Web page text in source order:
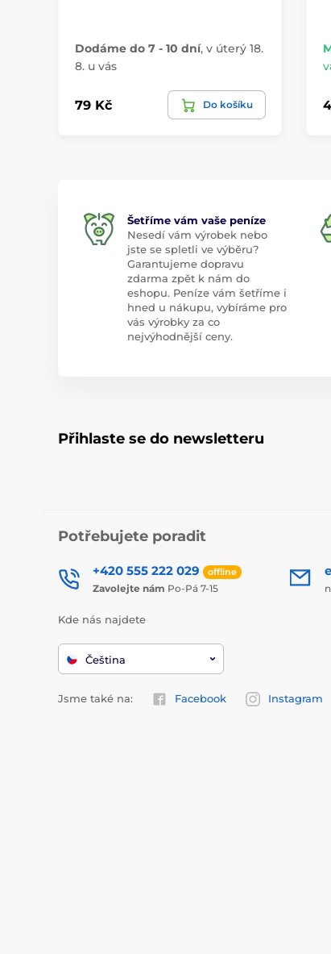
Dodáme do 7 - 10 dní, v úterý 18.
8. u vás
79 Kč Do košíku
Šetříme vám vaše peníze
Nesedí vám výrobek nebo
jste se spletli ve výběru?
Garantujeme dopravu
zdarma zpět k nám do
eshopu. Peníze vám šetříme i
hned u nákupu, vybíráme pro
vás výrobky za co
nejvýhodnější ceny.
Přihlaste se do newsletteru
Potřebujete poradit
+420 555 222 029 offline
Zavolejte nám Po-Pá 7-15
Kde nás najdete
Čeština
Jsme také na: Facebook Instagram